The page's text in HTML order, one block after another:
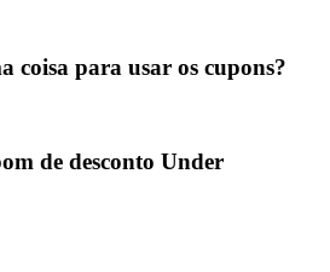
coisa para usar os cupons?
de desconto Under